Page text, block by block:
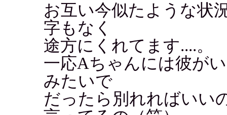
お互い今似たような状
字もなく
途方にくれてます....。
一応Aちゃんには彼が
みたいで
だったら別れればいい